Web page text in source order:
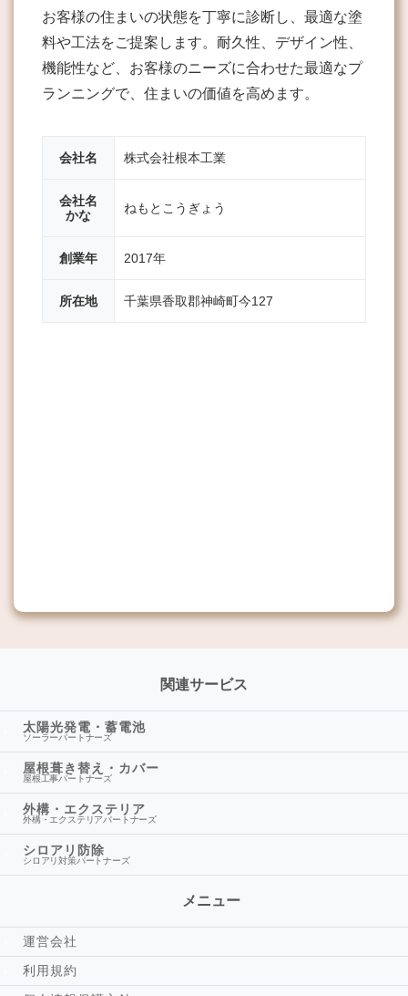
お客様の住まいの状態を丁寧に診断し、最適な塗
料や工法をご提案します。耐久性、デザイン性、
機能性など、お客様のニーズに合わせた最適なプ
ランニングで、住まいの価値を高めます。
会社名 株式会社根本工業
会社名
かな
ねもとこうぎょう
創業年 2017年
所在地 千葉県香取郡神崎町今127
運営会社
利用規約
関連サービス
太陽光発電・蓄電池
ソーラーパートナーズ
屋根葺き替え・カバー
屋根工事パートナーズ
外構・エクステリア
外構・エクステリアパートナーズ
シロアリ防除
シロアリ対策パートナーズ
メニュー